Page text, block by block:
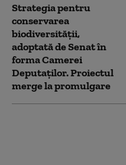
Strategia pentru
conservarea
biodiversității,
adoptată de Senat în
forma Camerei
Deputaților. Proiectul
merge la promulgare